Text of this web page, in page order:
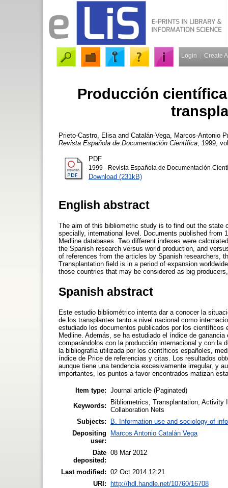
Login Create
Producción
Prieto-Castro, Elisa and Catalán-Vega, Marcos-Antonio
Revista Española de Documentación Científica , 1999,
PDF
1999 - Revista Española de Documentación
Download (231kB)
English abstract
The aim of this bibliometric study is to find out the state
specially, international level. Documents published from
Medline databases. Two different indexes were
the Spanish research versus world production, and
of references from the articles by Spanish researchers,
Transplantation field is in a period of expansion
those countries that may be considered as big
Spanish abstract
Este estudio bibliométrico intenta dar a conocer la
de los transplantes tanto a nivel nacional como
estudiado los documentos publicados por los
Medline. Además, se ha estudiado el índice de
comparándolos con la producción internacional y con la
la bibliografía utilizada por los científicos españoles,
índice de Price de referencias y citas. Los resultados
aunque tiene una tendencia excesivamente irregular, y
importantes, los puntos a favor encontrados matizan
Item type: Journal article (Paginated)
Keywords:
Bibliometrics, Transplantation, Activity
Collaboration Nets
Subjects:
B. Information use and sociology of
Depositing
user:
Marcos Antonio Catalán Vega
Date
deposited:
08 Mar 2012
Last modified: 02 Oct 2014 12:21
URI:
http://hdl.handle.net/10760/16708